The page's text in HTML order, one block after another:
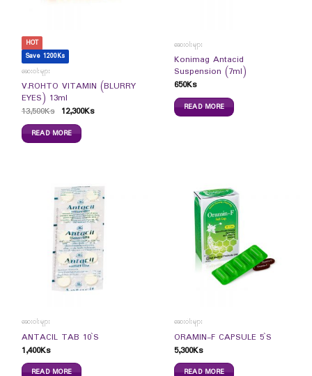
HOT
Save 1200Ks
ဆေးဝါးများ
V.ROHTO VITAMIN (BLURRY
EYES) 13ml
13,500Ks 12,300Ks
READ MORE
ဆေးဝါးများ
Konimag Antacid
Suspension (7ml)
650Ks
READ MORE
ဆေးဝါးများ
ANTACIL TAB 10`S
1,400Ks
READ MORE
ဆေးဝါးများ
ORAMIN-F CAPSULE 5`S
5,300Ks
READ MORE